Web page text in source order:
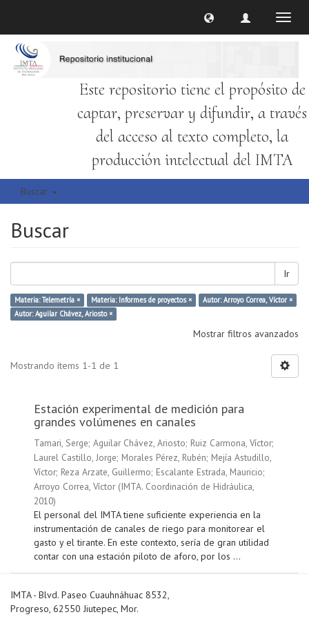
Este repositorio tiene el propósito de
captar, preservar y difundir, a través
del acceso al texto completo, la
producción intelectual del IMTA
Buscar
Buscar
Ir
Materia: Telemetría × Materia: Informes de proyectos ×
Autor: Arroyo Correa, Víctor ×
Autor: Aguilar Chávez, Ariosto ×
Mostrar filtros avanzados
Mostrando ítems 1-1 de 1
Estación experimental de medición para
grandes volúmenes en canales
Tamari, Serge; Aguilar Chávez, Ariosto; Ruiz Carmona, Víctor;
Laurel Castillo, Jorge; Morales Pérez, Rubén; Mejía Astudillo,
Víctor; Reza Arzate, Guillermo; Escalante Estrada, Mauricio;
Arroyo Correa, Víctor (IMTA. Coordinación de Hidráulica,
2010)
El personal del IMTA tiene suficiente experiencia en la
instrumentación de canales de riego para monitorear el
gasto y el tirante. En este contexto, sería de gran utilidad
contar con una estación piloto de aforo, por los ...
IMTA - Blvd. Paseo Cuauhnáhuac 8532,
Progreso, 62550 Jiutepec, Mor.